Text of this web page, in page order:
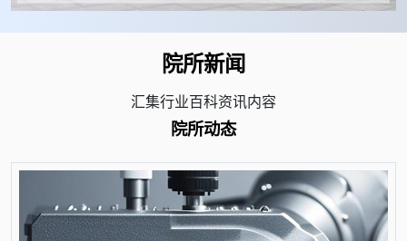
院所新闻
汇集行业百科资讯内容
院所动态